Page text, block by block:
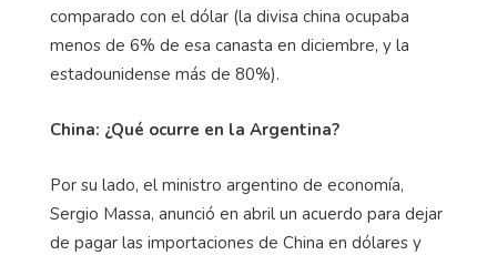
comparado con el dólar (la divisa china ocupaba
menos de 6% de esa canasta en diciembre, y la
estadounidense más de 80%).
China: ¿Qué ocurre en la Argentina?
Por su lado, el ministro argentino de economía,
Sergio Massa, anunció en abril un acuerdo para dejar
de pagar las importaciones de China en dólares y